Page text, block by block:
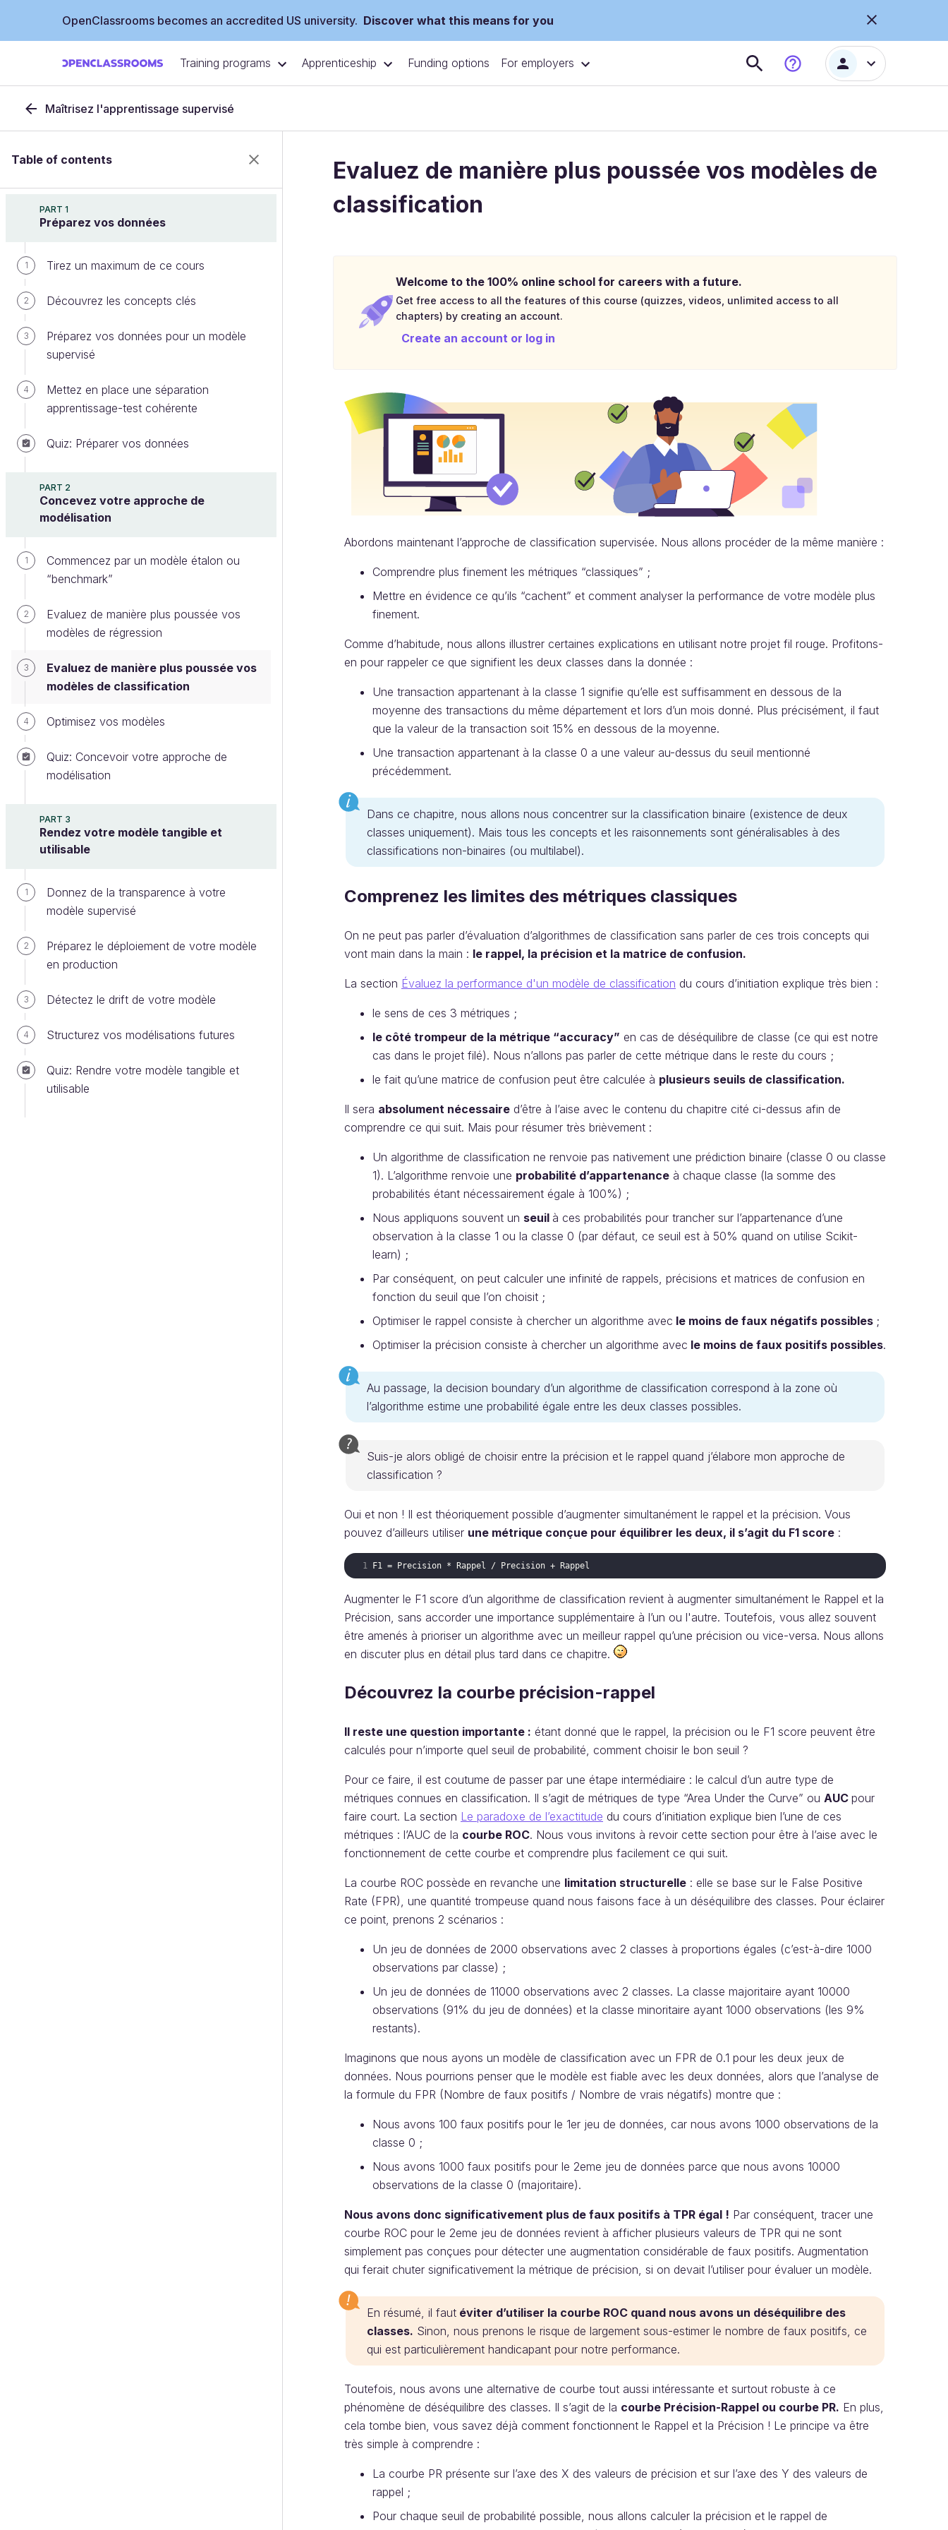
OpenClassrooms becomes an accredited US university. Discover what this means for you
Training programs Apprenticeship Funding options For employers
Maîtrisez l'apprentissage supervisé
Table of contents
PART 1
Préparez vos données
1 Tirez un maximum de ce cours
2 Découvrez les concepts clés
3
Préparez vos données pour un modèle
supervisé
4
Mettez en place une séparation
apprentissage-test cohérente
Quiz: Préparer vos données
PART 2
Concevez votre approche de
modélisation
1
Commencez par un modèle étalon ou
“benchmark”
2
Evaluez de manière plus poussée vos
modèles de régression
3
Evaluez de manière plus poussée vos
modèles de classification
4 Optimisez vos modèles
Quiz: Concevoir votre approche de
modélisation
PART 3
Rendez votre modèle tangible et
utilisable
1
Donnez de la transparence à votre
modèle supervisé
2
Préparez le déploiement de votre modèle
en production
3 Détectez le drift de votre modèle
4 Structurez vos modélisations futures
Quiz: Rendre votre modèle tangible et
utilisable
Evaluez de manière plus poussée vos modèles de
classification
Welcome to the 100% online school for careers with a future.
Get free access to all the features of this course (quizzes, videos, unlimited access to all
chapters) by creating an account.
Create an account or log in
Abordons maintenant l’approche de classification supervisée. Nous allons procéder de la même manière :
Comprendre plus finement les métriques “classiques” ;
Mettre en évidence ce qu’ils “cachent” et comment analyser la performance de votre modèle plus
finement.
Comme d’habitude, nous allons illustrer certaines explications en utilisant notre projet fil rouge. Profitons-
en pour rappeler ce que signifient les deux classes dans la donnée :
Une transaction appartenant à la classe 1 signifie qu’elle est suffisamment en dessous de la
moyenne des transactions du même département et lors d’un mois donné. Plus précisément, il faut
que la valeur de la transaction soit 15% en dessous de la moyenne.
Une transaction appartenant à la classe 0 a une valeur au-dessus du seuil mentionné
précédemment.
Dans ce chapitre, nous allons nous concentrer sur la classification binaire (existence de deux
classes uniquement). Mais tous les concepts et les raisonnements sont généralisables à des
classifications non-binaires (ou multilabel).
Comprenez les limites des métriques classiques
On ne peut pas parler d’évaluation d’algorithmes de classification sans parler de ces trois concepts qui
vont main dans la main : le rappel, la précision et la matrice de confusion.
La section Évaluez la performance d'un modèle de classification du cours d’initiation explique très bien :
le sens de ces 3 métriques ;
le côté trompeur de la métrique “accuracy” en cas de déséquilibre de classe (ce qui est notre
cas dans le projet filé). Nous n’allons pas parler de cette métrique dans le reste du cours ;
le fait qu’une matrice de confusion peut être calculée à plusieurs seuils de classification.
Il sera absolument nécessaire d’être à l’aise avec le contenu du chapitre cité ci-dessus afin de
comprendre ce qui suit. Mais pour résumer très brièvement :
Un algorithme de classification ne renvoie pas nativement une prédiction binaire (classe 0 ou classe
1). L’algorithme renvoie une probabilité d’appartenance à chaque classe (la somme des
probabilités étant nécessairement égale à 100%) ;
Nous appliquons souvent un seuil à ces probabilités pour trancher sur l’appartenance d’une
observation à la classe 1 ou la classe 0 (par défaut, ce seuil est à 50% quand on utilise Scikit-
learn) ;
Par conséquent, on peut calculer une infinité de rappels, précisions et matrices de confusion en
fonction du seuil que l’on choisit ;
Optimiser le rappel consiste à chercher un algorithme avec le moins de faux négatifs possibles ;
Optimiser la précision consiste à chercher un algorithme avec le moins de faux positifs possibles.
Au passage, la decision boundary d’un algorithme de classification correspond à la zone où
l’algorithme estime une probabilité égale entre les deux classes possibles.
Suis-je alors obligé de choisir entre la précision et le rappel quand j’élabore mon approche de
classification ?
Oui et non ! Il est théoriquement possible d’augmenter simultanément le rappel et la précision. Vous
pouvez d’ailleurs utiliser une métrique conçue pour équilibrer les deux, il s’agit du F1 score :
Augmenter le F1 score d’un algorithme de classification revient à augmenter simultanément le Rappel et la
Précision, sans accorder une importance supplémentaire à l’un ou l'autre. Toutefois, vous allez souvent
être amenés à prioriser un algorithme avec un meilleur rappel qu’une précision ou vice-versa. Nous allons
en discuter plus en détail plus tard dans ce chapitre.
Découvrez la courbe précision-rappel
Il reste une question importante : étant donné que le rappel, la précision ou le F1 score peuvent être
calculés pour n’importe quel seuil de probabilité, comment choisir le bon seuil ?
Pour ce faire, il est coutume de passer par une étape intermédiaire : le calcul d’un autre type de
métriques connues en classification. Il s’agit de métriques de type “Area Under the Curve” ou AUC pour
faire court. La section Le paradoxe de l’exactitude du cours d’initiation explique bien l’une de ces
métriques : l’AUC de la courbe ROC. Nous vous invitons à revoir cette section pour être à l’aise avec le
fonctionnement de cette courbe et comprendre plus facilement ce qui suit.
La courbe ROC possède en revanche une limitation structurelle : elle se base sur le False Positive
Rate (FPR), une quantité trompeuse quand nous faisons face à un déséquilibre des classes. Pour éclairer
ce point, prenons 2 scénarios :
Un jeu de données de 2000 observations avec 2 classes à proportions égales (c’est-à-dire 1000
observations par classe) ;
Un jeu de données de 11000 observations avec 2 classes. La classe majoritaire ayant 10000
observations (91% du jeu de données) et la classe minoritaire ayant 1000 observations (les 9%
restants).
Imaginons que nous ayons un modèle de classification avec un FPR de 0.1 pour les deux jeux de
données. Nous pourrions penser que le modèle est fiable avec les deux données, alors que l’analyse de
la formule du FPR (Nombre de faux positifs / Nombre de vrais négatifs) montre que :
Nous avons 100 faux positifs pour le 1er jeu de données, car nous avons 1000 observations de la
classe 0 ;
Nous avons 1000 faux positifs pour le 2eme jeu de données parce que nous avons 10000
observations de la classe 0 (majoritaire).
Nous avons donc significativement plus de faux positifs à TPR égal ! Par conséquent, tracer une
courbe ROC pour le 2eme jeu de données revient à afficher plusieurs valeurs de TPR qui ne sont
simplement pas conçues pour détecter une augmentation considérable de faux positifs. Augmentation
qui ferait chuter significativement la métrique de précision, si on devait l’utiliser pour évaluer un modèle.
En résumé, il faut éviter d’utiliser la courbe ROC quand nous avons un déséquilibre des
classes. Sinon, nous prenons le risque de largement sous-estimer le nombre de faux positifs, ce
qui est particulièrement handicapant pour notre performance.
Toutefois, nous avons une alternative de courbe tout aussi intéressante et surtout robuste à ce
phénomène de déséquilibre des classes. Il s’agit de la courbe Précision-Rappel ou courbe PR. En plus,
cela tombe bien, vous savez déjà comment fonctionnent le Rappel et la Précision ! Le principe va être
très simple à comprendre :
La courbe PR présente sur l’axe des X des valeurs de précision et sur l’axe des Y des valeurs de
rappel ;
Pour chaque seuil de probabilité possible, nous allons calculer la précision et le rappel de